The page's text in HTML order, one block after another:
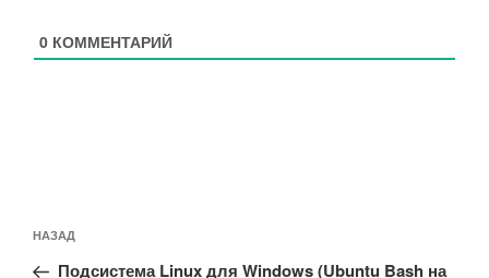
0 КОММЕНТАРИЙ
по
Предыдущая
запись:
НАЗАД
Подсистема Linux для Windows (Ubuntu Bash на